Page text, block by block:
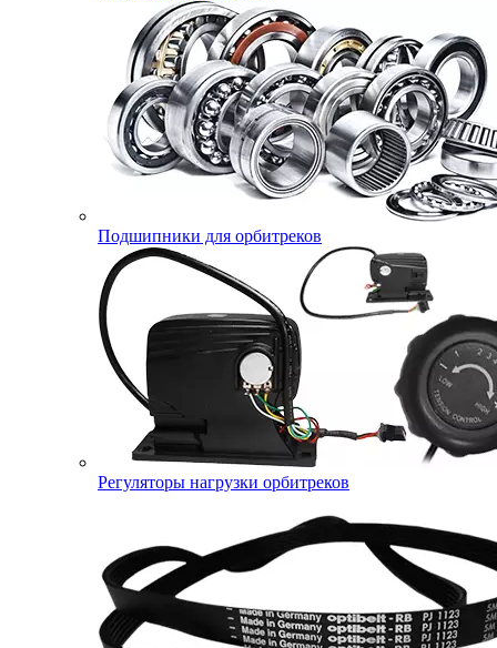
Подшипники для орбитреков
Регуляторы нагрузки орбитреков